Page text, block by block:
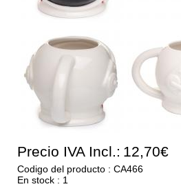
Precio IVA Incl.: 12,70€
Codigo del producto : CA466
En stock : 1